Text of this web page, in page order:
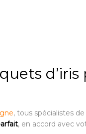
d’iris
, tous spécialistes
, en accord avec